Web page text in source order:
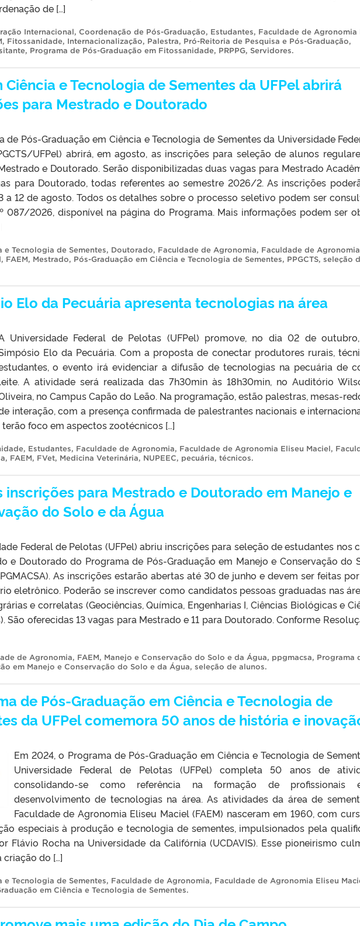
de […]
Internacional, Coordenação de Pós-Graduação, Estudantes, Faculdade de Agronomia
, Fitossanidade, Internacionalização, Palestra, Pró-Reitoria de Pesquisa e Pós-Graduação,
, Programa de Pós-Graduação em Fitossanidade, PRPPG, Servidores.
Ciência e Tecnologia de Sementes da UFPel abrirá
para Mestrado e Doutorado
de Pós-Graduação em Ciência e Tecnologia de Sementes da Universidade
UFPel) abrirá, em agosto, as inscrições para seleção de alunos
e Doutorado. Serão disponibilizadas duas vagas para Mestrado
para Doutorado, todas referentes ao semestre 2026/2. As inscrições
a 12 de agosto. Todos os detalhes sobre o processo seletivo podem ser
087/2026, disponível na página do Programa. Mais informações podem ser
e Tecnologia de Sementes, Doutorado, Faculdade de Agronomia, Faculdade de Agronomia
, FAEM, Mestrado, Pós-Graduação em Ciência e Tecnologia de Sementes, PPGCTS, seleção
Elo da Pecuária apresenta tecnologias na área
Universidade Federal de Pelotas (UFPel) promove, no dia 02 de
Elo da Pecuária. Com a proposta de conectar produtores rurais,
o evento irá evidenciar a difusão de tecnologias na pecuária de
A atividade será realizada das 7h30min às 18h30min, no Auditório
no Campus Capão do Leão. Na programação, estão palestras, mesas-
interação, com a presença confirmada de palestrantes nacionais e
foco em aspectos zootécnicos […]
, Estudantes, Faculdade de Agronomia, Faculdade de Agronomia Eliseu Maciel,
, FAEM, FVet, Medicina Veterinária, NUPEEC, pecuária, técnicos.
inscrições para Mestrado e Doutorado em Manejo e
do Solo e da Água
Federal de Pelotas (UFPel) abriu inscrições para seleção de estudantes nos
e Doutorado do Programa de Pós-Graduação em Manejo e Conservação do
As inscrições estarão abertas até 30 de junho e devem ser feitas
eletrônico. Poderão se inscrever como candidatos pessoas graduadas nas
e correlatas (Geociências, Química, Engenharias I, Ciências Biológicas e
São oferecidas 13 vagas para Mestrado e 11 para Doutorado. Conforme
de Agronomia, FAEM, Manejo e Conservação do Solo e da Água, ppgmacsa, Programa
em Manejo e Conservação do Solo e da Água, seleção de alunos.
de Pós-Graduação em Ciência e Tecnologia de
da UFPel comemora 50 anos de história e
Em 2024, o Programa de Pós-Graduação em Ciência e Tecnologia de
Universidade Federal de Pelotas (UFPel) completa 50 anos de
consolidando-se como referência na formação de profissionais
desenvolvimento de tecnologias na área. As atividades da área de
Faculdade de Agronomia Eliseu Maciel (FAEM) nasceram em 1960, com
especiais à produção e tecnologia de sementes, impulsionados pela
Flávio Rocha na Universidade da Califórnia (UCDAVIS). Esse pioneirismo
criação do […]
e Tecnologia de Sementes, Faculdade de Agronomia, Faculdade de Agronomia Eliseu
em Ciência e Tecnologia de Sementes.